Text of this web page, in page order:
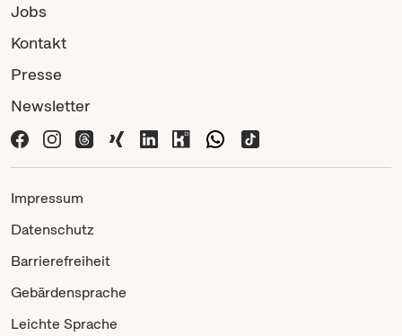
Jobs
Kontakt
Presse
Newsletter
Impressum
Datenschutz
Barrierefreiheit
Gebärdensprache
Leichte Sprache